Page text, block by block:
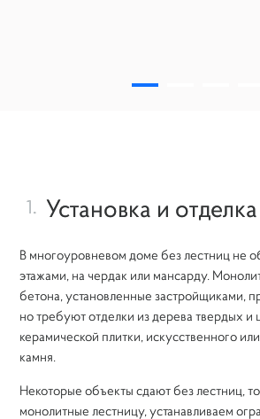
1. Установка и
В многоуровневом доме без лестниц не
этажами, на чердак или мансарду.
бетона, установленные застройщиками,
но требуют отделки из дерева твердых
керамической плитки, искусственного
камня.
Некоторые объекты сдают без лестниц,
монолитные лестницу, устанавливаем